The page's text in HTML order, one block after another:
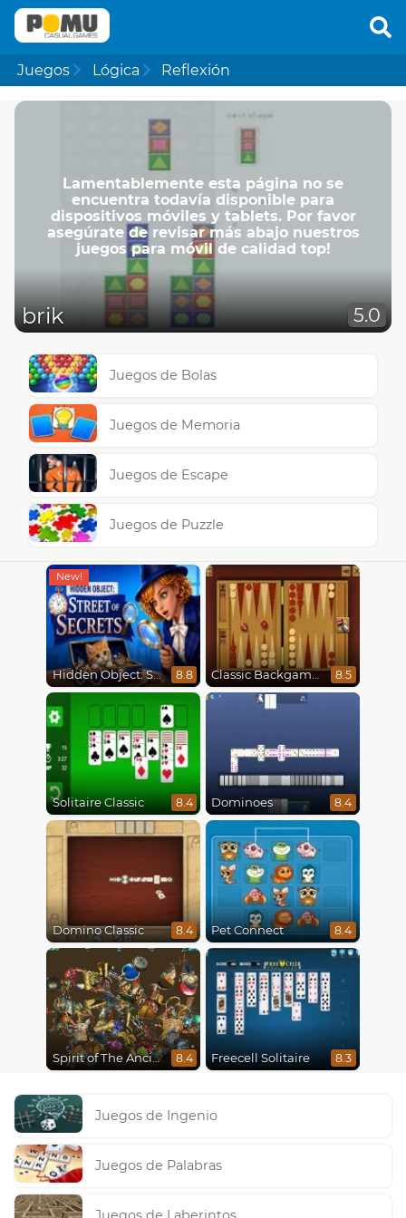
Juegos Lógica Reflexión
Lamentablemente esta página no se
encuentra todavía disponible para
dispositivos móviles y tablets. Por favor
asegúrate de revisar más abajo nuestros
juegos para móvil de calidad top!
brik 5.0
Juegos de Bolas
Juegos de Memoria
Juegos de Escape
Juegos de Puzzle
Hidden Object: Street Of Secrets 8.8 Classic Backgammon 8.5
Solitaire Classic 8.4 Dominoes 8.4
Domino Classic 8.4 Pet Connect 8.4
Spirit of The Ancient Forest 8.4 Freecell Solitaire 8.3
Juegos de Ingenio
Juegos de Palabras